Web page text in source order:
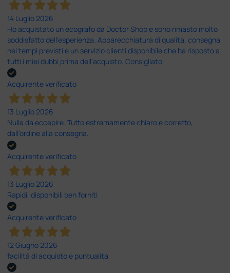
14 Luglio 2026
Ho acquistato un ecografo da Doctor Shop e sono rimasto molto
soddisfatto dell'esperienza. Apparecchiatura di qualità, consegna
nei tempi previsti e un servizio clienti disponibile che ha risposto a
tutti i miei dubbi prima dell'acquisto. Consigliato
Acquirente verificato
13 Luglio 2026
Nulla da eccepire. Tutto estremamente chiaro e corretto,
dall’ordine alla consegna.
Acquirente verificato
13 Luglio 2026
Rapidi, disponibili ben forniti
Acquirente verificato
12 Giugno 2026
facilità di acquisto e puntualità